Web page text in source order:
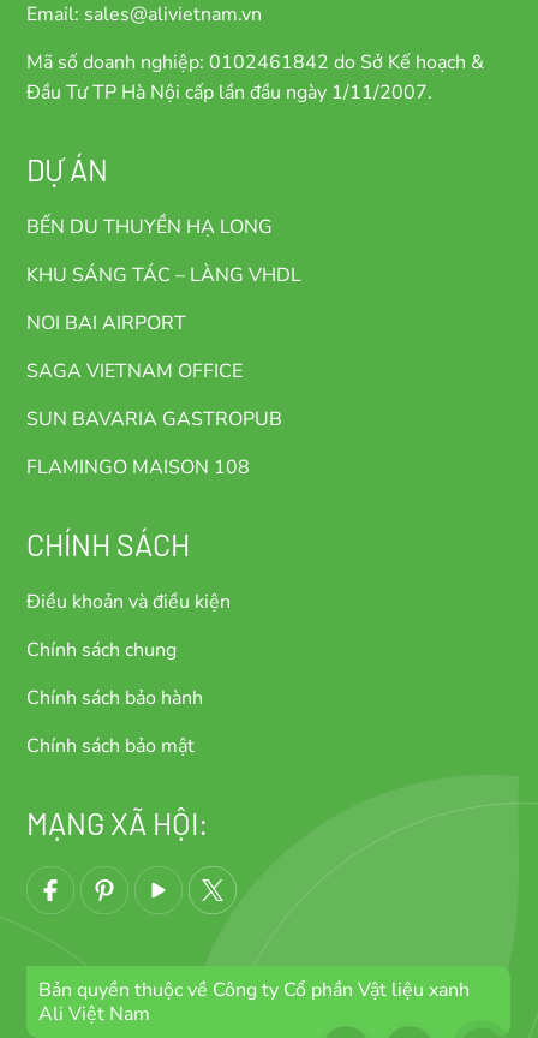
Email: sales@alivietnam.vn
Mã số doanh nghiệp: 0102461842 do Sở Kế hoạch &
Đầu Tư TP Hà Nội cấp lần đầu ngày 1/11/2007.
DỰ ÁN
BẾN DU THUYỀN HẠ LONG
KHU SÁNG TÁC – LÀNG VHDL
NOI BAI AIRPORT
SAGA VIETNAM OFFICE
SUN BAVARIA GASTROPUB
FLAMINGO MAISON 108
CHÍNH SÁCH
Điều khoản và điều kiện
Chính sách chung
Chính sách bảo hành
Chính sách bảo mật
MẠNG XÃ HỘI:
Bản quyền thuộc về Công ty Cổ phần Vật liệu xanh
Ali Việt Nam